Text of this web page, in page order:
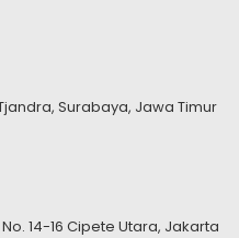
Surabaya, Jawa Timur
No. 14-16 Cipete Utara, Jakarta